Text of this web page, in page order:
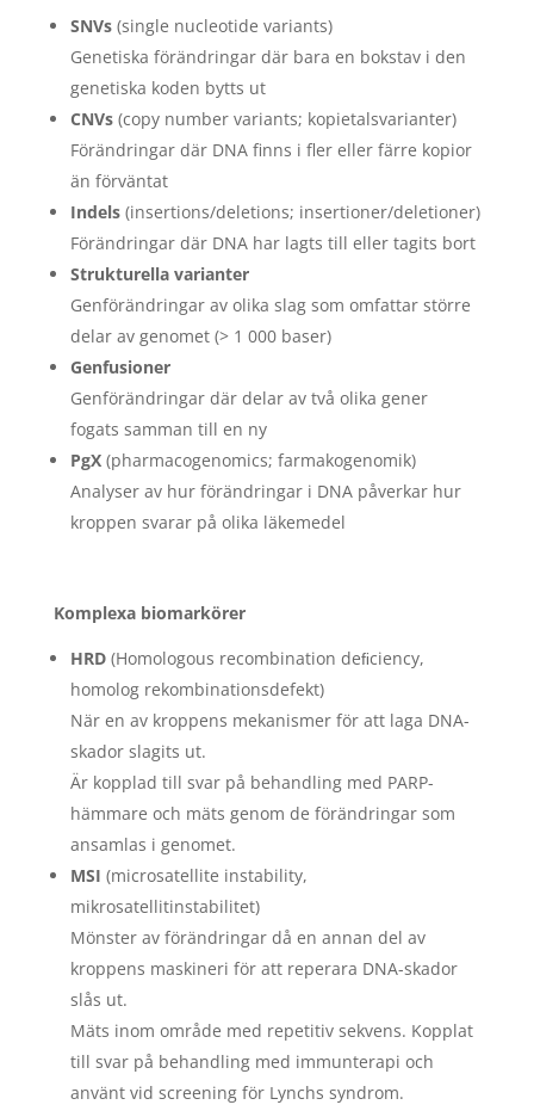
SNVs(single nucleotide variants)
Genetiska förändringar där bara en bokstav i den
genetiska koden bytts ut
CNVs(copy number variants; kopietalsvarianter)
Förändringar där DNA finns i fler eller färre kopior
än förväntat
Indels(insertions/deletions; insertioner/deletioner)
Förändringar där DNA har lagts till eller tagits bort
Strukturella varianter
Genförändringar av olika slag som omfattar större
delar av genomet (> 1 000 baser)
Genfusioner
Genförändringar där delar av två olika gener
fogats samman till en ny
PgX (pharmacogenomics; farmakogenomik)
Analyser av hur förändringar i DNA påverkar hur
kroppen svarar på olika läkemedel
Komplexa biomarkörer
HRD(Homologous recombination deﬁciency,
homolog rekombinationsdefekt)
När en av kroppens mekanismer för att laga DNA-
skador slagits ut.
Är kopplad till svar på behandling med PARP-
hämmare och mäts genom de förändringar som
ansamlas i genomet.
MSI (microsatellite instability,
mikrosatellitinstabilitet)
Mönster av förändringar då en annan del av
kroppens maskineri för att reperara DNA-skador
slås ut.
Mäts inom område med repetitiv sekvens. Kopplat
till svar på behandling med immunterapi och
använt vid screening för Lynchs syndrom.